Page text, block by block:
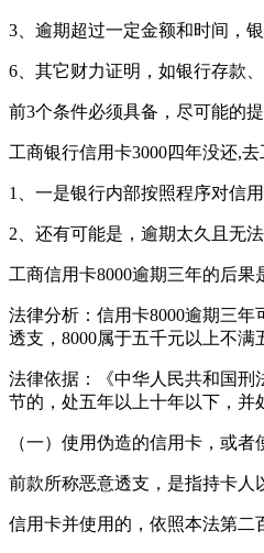
3、逾期超过一定金额和时间，
6、其它财力证明，如银行存款
前3个条件必须具备，尽可能的
工商银行信用卡3000四年没还,
1、一是银行内部按照程序对信
2、还有可能是，逾期太久且无
工商信用卡8000逾期三年的后果
法律分析：信用卡8000逾期三
透支，8000属于五千元以上不
法律依据：《中华人民共和国刑
节的，处五年以上十年以下，并
（一）使用伪造的信用卡，或
前款所称恶意透支，是指持卡人
信用卡并使用的，依照本法第二